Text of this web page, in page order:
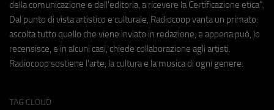
della comunicazione e dell'editoria, a ricevere la Certificazione etica".
Dal punto di vista artistico e culturale, Radiocoop vanta un primato:
ascolta tutto quello che viene inviato in redazione, e appena può, lo
recensisce, e in alcuni casi, chiede collaborazione agli artisti.
Radiocoop sostiene l'arte, la cultura e la musica di ogni genere.
TAG CLOUD